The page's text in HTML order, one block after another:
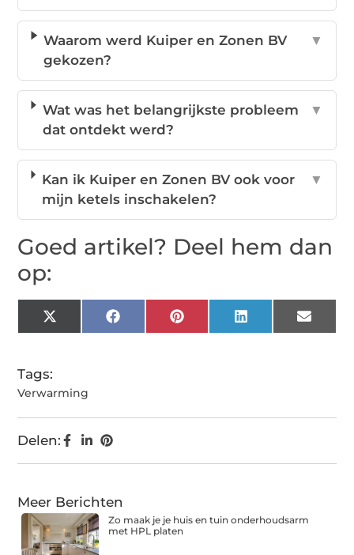
Waarom werd Kuiper en Zonen BV
gekozen?
▼
Wat was het belangrijkste probleem
dat ontdekt werd?
▼
Kan ik Kuiper en Zonen BV ook voor
mijn ketels inschakelen?
▼
Goed artikel? Deel hem dan
op:
X
(Twitter)
FacebookPinterestLinkedIn Email
Tags:
Verwarming
Delen:
Meer Berichten
Zo maak je je huis en tuin onderhoudsarm
met HPL platen